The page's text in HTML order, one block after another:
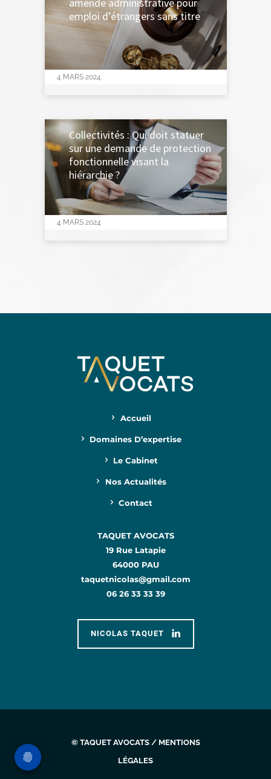
4 MARS 2024
emploi d’étrangers sans titre
4 MARS 2024
Collectivités : Qui doit statuer
sur une demande de protection
fonctionnelle visant la
hiérarchie ?
Accueil
Domaines D’expertise
Le Cabinet
Nos Actualités
Contact
TAQUET AVOCATS
19 Rue Latapie
64000 PAU
taquetnicolas@gmail.com
06 26 33 33 39
NICOLAS TAQUET
© TAQUET AVOCATS / MENTIONS
LÉGALES